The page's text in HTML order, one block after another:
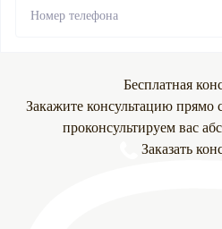
Бесплатная
Закажите консультацию
проконсультируем вас
Заказать